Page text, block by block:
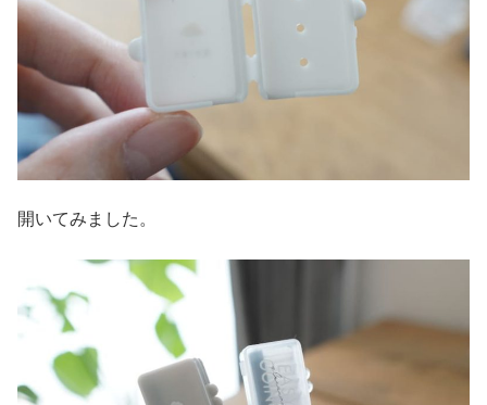
開いてみました。